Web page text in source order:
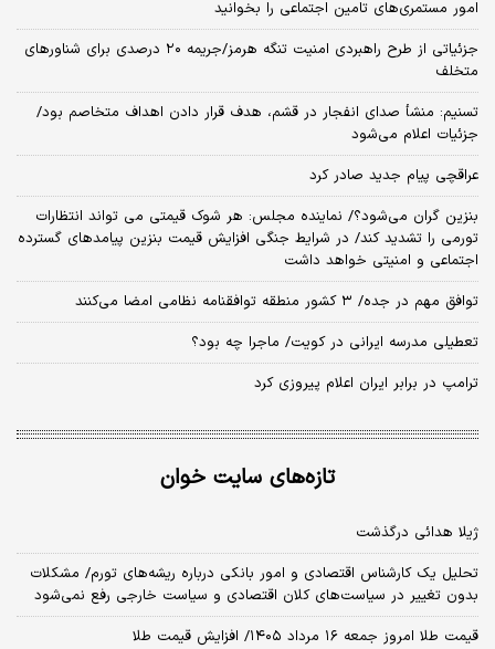
امور مستمری‌های تامین اجتماعی را بخوانید
جزئیاتی از طرح راهبردی امنیت تنگه هرمز/جریمه ۲۰ درصدی برای شناورهای
متخلف
تسنیم: منشأ صدای انفجار در قشم، هدف قرار دادن اهداف متخاصم بود/
جزئیات اعلام می‌شود
عراقچی پیام جدید صادر کرد
بنزین گران می‌شود؟/ نماینده مجلس: هر شوک قیمتی می تواند انتظارات
تورمی را تشدید کند/ در شرایط جنگی افزایش قیمت بنزین پیامدهای گسترده
اجتماعی و امنیتی خواهد داشت
توافق مهم در جده/ ۳ کشور منطقه توافقنامه نظامی امضا می‌کنند
تعطیلی مدرسه ایرانی در کویت/ ماجرا چه بود؟
ترامپ در برابر ایران اعلام پیروزی کرد
تازه‌های سایت خوان
ژیلا هدائی درگذشت
تحلیل یک کارشناس اقتصادی و امور بانکی درباره ریشه‌های تورم/ مشکلات
بدون تغییر در سیاست‌های کلان اقتصادی و سیاست خارجی رفع نمی‌شود
قیمت طلا امروز جمعه ۱۶ مرداد ۱۴۰۵/ افزایش قیمت طلا